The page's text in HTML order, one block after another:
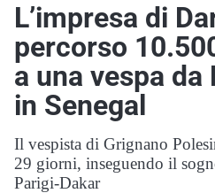
L’impresa di
percorso
a una vespa
in Senegal
Il vespista di Grignano
29 giorni, inseguendo il
Parigi-Dakar